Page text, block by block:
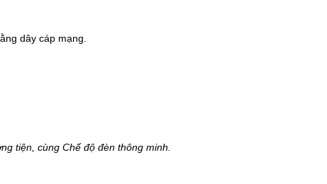
dây cáp mạng.
tiện, cùng Chế độ đèn thông minh.